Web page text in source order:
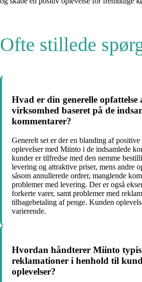
Ofte stillede
Hvad er din generelle
virksomhed baseret på de
kommentarer?
Generelt set er der en blanding af
oplevelser med Miinto i de indsamlede
kunder er tilfredse med den nemme
levering og attraktive priser, mens andre
såsom annullerede ordrer, manglende
problemer med levering. Der er også
forkerte varer, samt problemer med
tilbagebetaling af penge. Kunden
varierende.
Hvordan håndterer Miinto
reklamationer i henhold til
oplevelser?